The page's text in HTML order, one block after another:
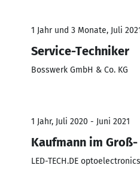
1 Jahr und 3 Monate, Juli
Service-Techniker
Bosswerk GmbH & Co. KG
1 Jahr, Juli 2020 - Juni 2021
Kaufmann im
LED-TECH.DE